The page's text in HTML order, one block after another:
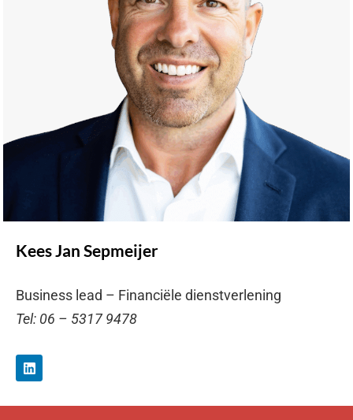
Kees Jan Sepmeijer
Business lead – Financiële dienstverlening
Tel: 06 – 5317 9478